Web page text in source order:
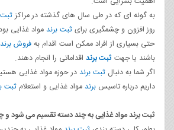
به‌ گونه‌ ای که در طی سال‌ های گذشته در مراکزثبت
روز افزون و چشمگیری برایثبت برند مواد غذایی
حتی بسیاری از افراد ممکن است اقدام بهفروش برند
باشند یا جهت ثبت برند اقداماتی را انجام دهند.
اگر شما به دنبال ثبت برند در حوزه مواد غذایی
داریم درباره تاسیس برند مواد غذایی و استعلام ثبت
ثبت برند مواد غذایی به چند دسته تقسیم می‌ شود و